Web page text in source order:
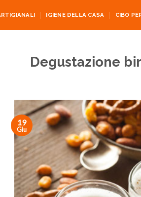
IGIENE DELLA CASA CIBO
Degustazione
19
Giu